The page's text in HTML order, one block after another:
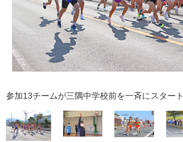
参加13チームが三隅中学校前を一斉にスタート